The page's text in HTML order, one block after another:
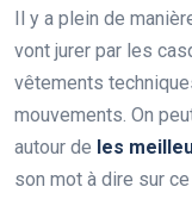
Il y a plein de
vont jurer par les
vêtements
mouvements. On
autour de les
son mot à dire sur